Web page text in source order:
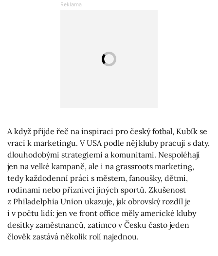
A když přijde řeč na inspiraci pro český fotbal, Kubík se
vrací k marketingu. V USA podle něj kluby pracují s daty,
dlouhodobými strategiemi a komunitami. Nespoléhají
jen na velké kampaně, ale i na grassroots marketing,
tedy každodenní práci s městem, fanoušky, dětmi,
rodinami nebo příznivci jiných sportů. Zkušenost
z Philadelphia Union ukazuje, jak obrovský rozdíl je
i v počtu lidí: jen ve front office měly americké kluby
desítky zaměstnanců, zatímco v Česku často jeden
člověk zastává několik rolí najednou.